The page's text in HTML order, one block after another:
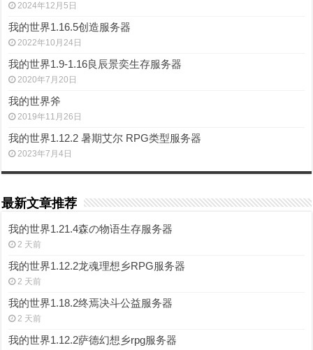
2024年12月5日
我的世界1.16.5创造服务器
2022年10月24日
我的世界1.9-1.16良辰景奕生存服务器
2020年7月20日
我的世界斧
2019年11月26日
我的世界1.12.2 暑期艾尔 RPG类型服务器
2023年7月4日
最新文章推荐
我的世界1.21.4森の物语生存服务器
2 天前
我的世界1.12.2龙魂理想乡RPG服务器
2 天前
我的世界1.18.2终焉决斗公益服务器
2 天前
我的世界1.12.2萨德幻想乡rpg服务器